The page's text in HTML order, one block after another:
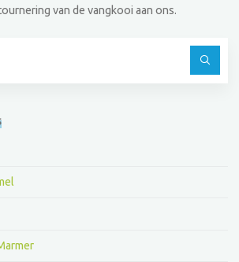
van de vangkooi aan ons.